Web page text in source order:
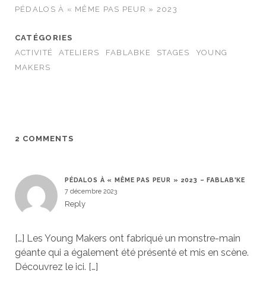
PÉDALOS À « MÊME PAS PEUR » 2023
CATÉGORIES
ACTIVITÉ
ATELIERS FABLABKE STAGES
YOUNG
MAKERS
2 COMMENTS
PÉDALOS À « MÊME PAS PEUR » 2023 – FABLAB'KE
7 décembre 2023
Reply
[…] Les Young Makers ont fabriqué un monstre-main
géante qui a également été présenté et mis en scène.
Découvrez le ici. […]